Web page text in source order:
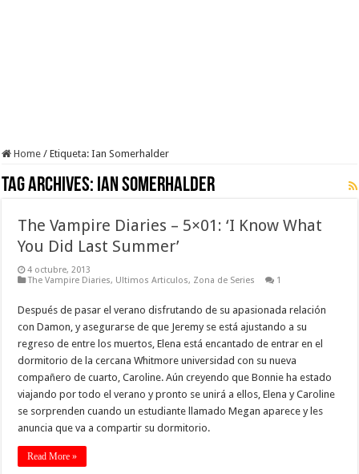
Home / Etiqueta:Ian Somerhalder
Tag Archives: Ian Somerhalder
The Vampire Diaries – 5×01: ‘I Know What
You Did Last Summer’
4 octubre, 2013
The Vampire Diaries, Ultimos Articulos, Zona de Series 1
Después de pasar el verano disfrutando de su apasionada relación
con Damon, y asegurarse de que Jeremy se está ajustando a su
regreso de entre los muertos, Elena está encantado de entrar en el
dormitorio de la cercana Whitmore universidad con su nueva
compañero de cuarto, Caroline. Aún creyendo que Bonnie ha estado
viajando por todo el verano y pronto se unirá a ellos, Elena y Caroline
se sorprenden cuando un estudiante llamado Megan aparece y les
anuncia que va a compartir su dormitorio.
Read More »